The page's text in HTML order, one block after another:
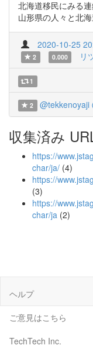
北海道移民にみる
山形県の人々と北
2020-10-25
2 0.000 リ
1
2 @tekkenoyaji
収集済み
https://
char/ja/ (4)
https://
(3)
https://
char/ja (2)
ヘルプ
ご意見はこちら
TechTech Inc.